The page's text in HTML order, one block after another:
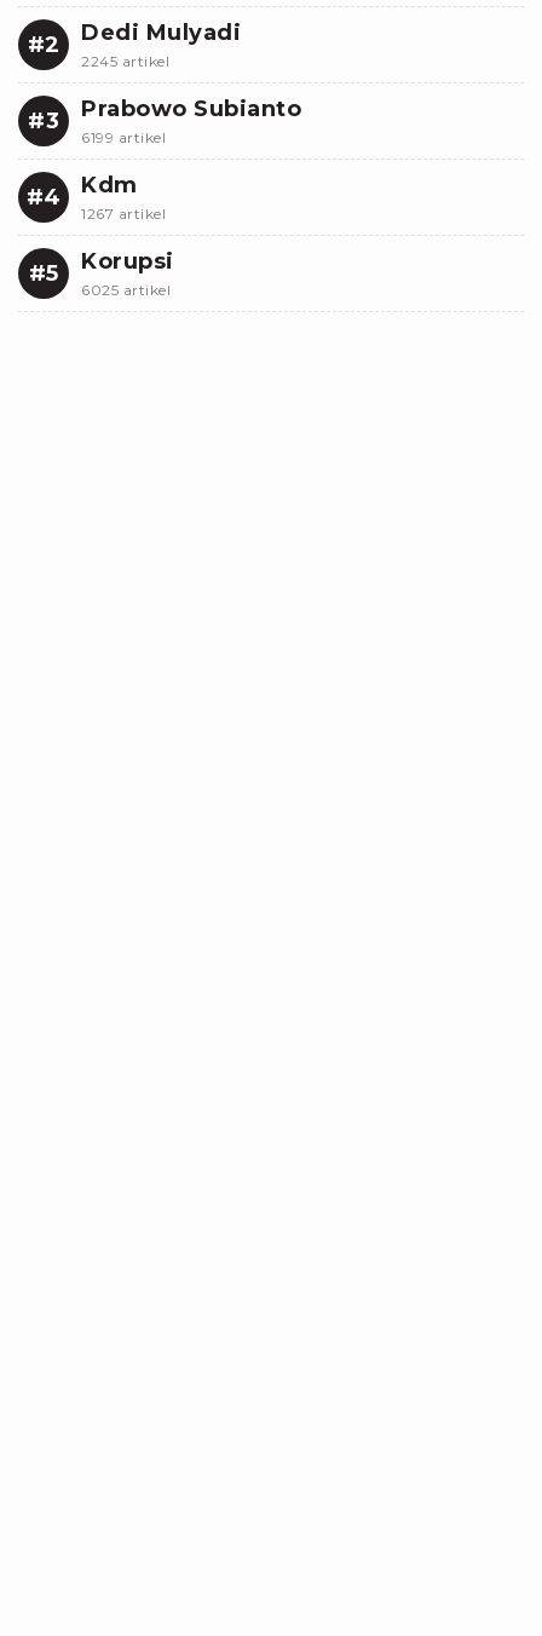
#2 Dedi Mulyadi
2245 artikel
#3 Prabowo Subianto
6199 artikel
#4 Kdm
1267 artikel
#5 Korupsi
6025 artikel